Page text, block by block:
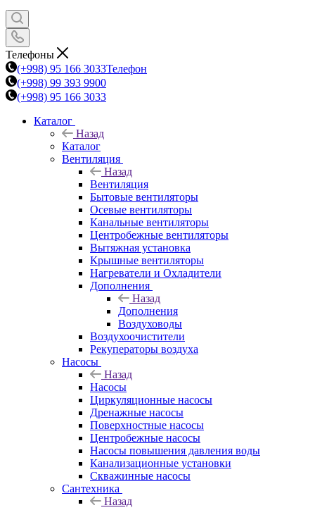
Телефоны
(+998) 95 166 3033Телефон
(+998) 99 393 9900
(+998) 95 166 3033
Каталог
Назад
Каталог
Вентиляция
Назад
Вентиляция
Бытовые вентиляторы
Осевые вентиляторы
Канальные вентиляторы
Центробежные вентиляторы
Вытяжная установка
Крышные вентиляторы
Нагреватели и Охладители
Дополнения
Назад
Дополнения
Воздуховоды
Воздухоочистители
Рекуператоры воздуха
Насосы
Назад
Насосы
Циркуляционные насосы
Дренажные насосы
Поверхностные насосы
Центробежные насосы
Насосы повышения давления воды
Канализационные установки
Скважинные насосы
Сантехника
Назад